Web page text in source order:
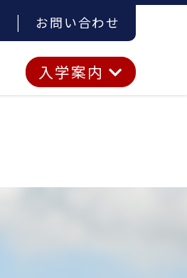
お問い合わせ
入学案内